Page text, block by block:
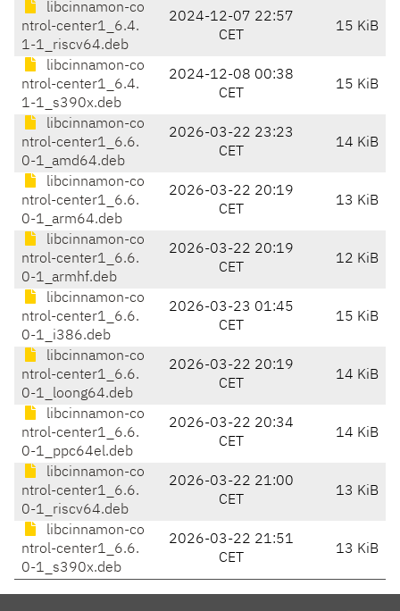
libcinnamon-co
ntrol-center1_6.4.
1-1_riscv64.deb
2024-12-07 22:57
CET
15 KiB
libcinnamon-co
ntrol-center1_6.4.
1-1_s390x.deb
2024-12-08 00:38
CET
15 KiB
libcinnamon-co
ntrol-center1_6.6.
0-1_amd64.deb
2026-03-22 23:23
CET
14 KiB
libcinnamon-co
ntrol-center1_6.6.
0-1_arm64.deb
2026-03-22 20:19
CET
13 KiB
libcinnamon-co
ntrol-center1_6.6.
0-1_armhf.deb
2026-03-22 20:19
CET
12 KiB
libcinnamon-co
ntrol-center1_6.6.
0-1_i386.deb
2026-03-23 01:45
CET
15 KiB
libcinnamon-co
ntrol-center1_6.6.
0-1_loong64.deb
2026-03-22 20:19
CET
14 KiB
libcinnamon-co
ntrol-center1_6.6.
0-1_ppc64el.deb
2026-03-22 20:34
CET
14 KiB
libcinnamon-co
ntrol-center1_6.6.
0-1_riscv64.deb
2026-03-22 21:00
CET
13 KiB
libcinnamon-co
ntrol-center1_6.6.
0-1_s390x.deb
2026-03-22 21:51
CET
13 KiB